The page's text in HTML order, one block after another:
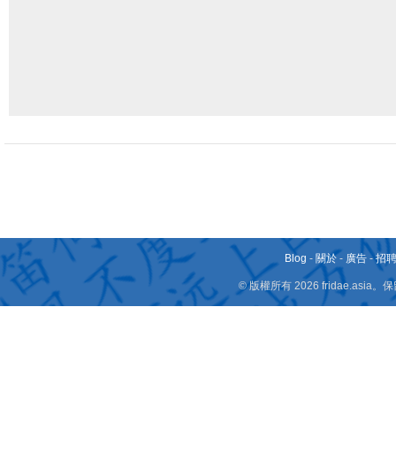
Blog - 關於 - 廣告 -招
© 版權所有 2026 fridae.asia。